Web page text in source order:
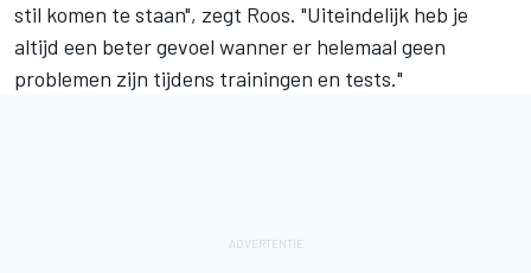
stil komen te staan", zegt Roos. "Uiteindelijk heb je
altijd een beter gevoel wanner er helemaal geen
problemen zijn tijdens trainingen en tests."